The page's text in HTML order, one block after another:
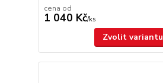
cena od
1 040 Kč/ks
Zvolit variantu